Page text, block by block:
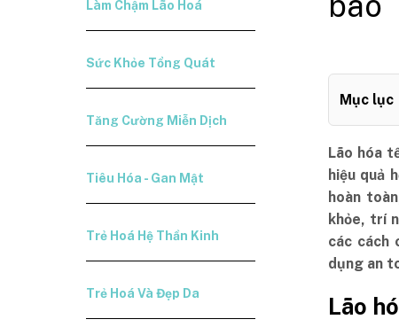
Làm Chậm Lão Hoá
Sức Khỏe Tổng Quát
Tăng Cường Miễn Dịch
Tiêu Hóa - Gan Mật
Trẻ Hoá Hệ Thần Kinh
Trẻ Hoá Và Đẹp Da
Mục lục
Lão hóa
hiệu quả
hoàn
khỏe, trí
các cách
dụng an
Lão